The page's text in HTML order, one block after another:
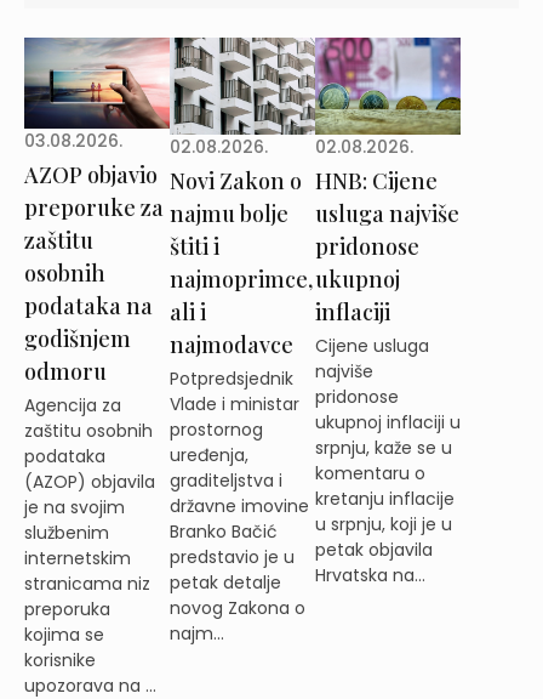
03.08.2026.
AZOP objavio
preporuke za
zaštitu
osobnih
podataka na
godišnjem
odmoru
Agencija za
zaštitu osobnih
podataka
(AZOP) objavila
je na svojim
službenim
internetskim
stranicama niz
preporuka
kojima se
korisnike
upozorava na ...
02.08.2026.
Novi Zakon o
najmu bolje
štiti i
najmoprimce,
ali i
najmodavce
Potpredsjednik
Vlade i ministar
prostornog
uređenja,
graditeljstva i
državne imovine
Branko Bačić
predstavio je u
petak detalje
novog Zakona o
najm...
02.08.2026.
HNB: Cijene
usluga najviše
pridonose
ukupnoj
inflaciji
Cijene usluga
najviše
pridonose
ukupnoj inflaciji u
srpnju, kaže se u
komentaru o
kretanju inflacije
u srpnju, koji je u
petak objavila
Hrvatska na...